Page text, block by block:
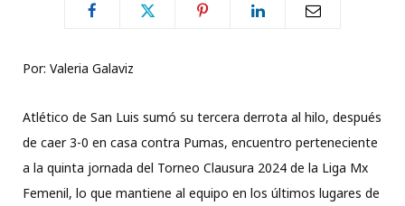
Por: Valeria Galaviz
Atlético de San Luis sumó su tercera derrota al hilo, después
de caer 3-0 en casa contra Pumas, encuentro perteneciente
a la quinta jornada del Torneo Clausura 2024 de la Liga Mx
Femenil, lo que mantiene al equipo en los últimos lugares de